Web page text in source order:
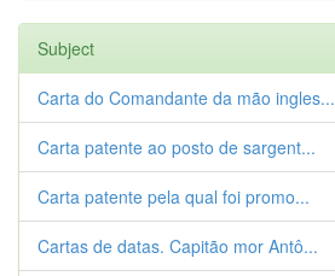
Subject
Carta do Comandante da mão ingles...
Carta patente ao posto de sargent...
Carta patente pela qual foi promo...
Cartas de datas. Capitão mor Antô...